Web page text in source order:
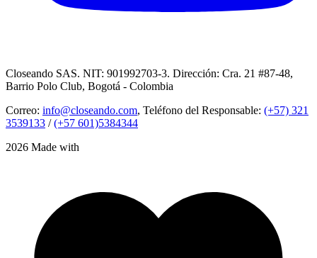
Closeando SAS. NIT: 901992703-3. Dirección: Cra. 21 #87-48,
Barrio Polo Club, Bogotá - Colombia
Correo: info@closeando.com, Teléfono del Responsable: (+57) 321
3539133 /(+57 601)5384344
2026 Made with